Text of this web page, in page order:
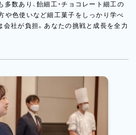
多数あり、飴細工・チョコレート細工の
や色使いなど細工菓子をしっかり学べ
会社が負担。あなたの挑戦と成長を全力